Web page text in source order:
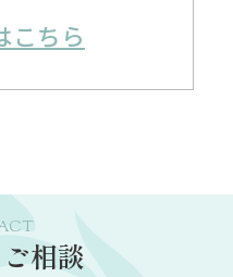
こちら
相談